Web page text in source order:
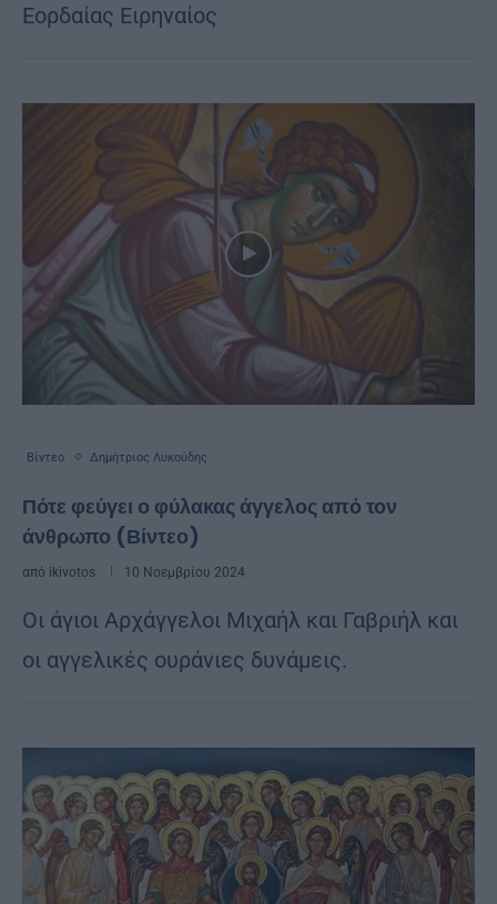
Εορδαίας Ειρηναίος
Βίντεο Δημήτριος Λυκούδης
Πότε φεύγει ο φύλακας άγγελος από τον
άνθρωπο (Βίντεο)
από ikivotos 10 Νοεμβρίου 2024
Οι άγιοι Αρχάγγελοι Μιχαήλ και Γαβριήλ και
οι αγγελικές ουράνιες δυνάμεις.